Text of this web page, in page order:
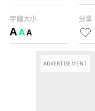
字體大小
AAA
分享
ADVERTISEMENT